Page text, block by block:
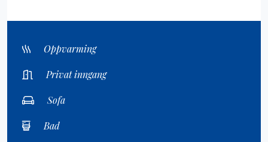
Oppvarming
Privat inngang
Sofa
Bad